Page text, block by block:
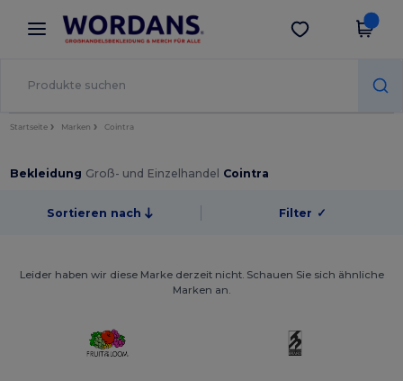
× Wordans App
Bessere Preise in der App!
App holen
Startseite Marken Cointra
Bekleidung Groß- und Einzelhandel Cointra
Sortieren nach Filter ✓
Leider haben wir diese Marke derzeit nicht. Schauen Sie sich ähnliche
Marken an.